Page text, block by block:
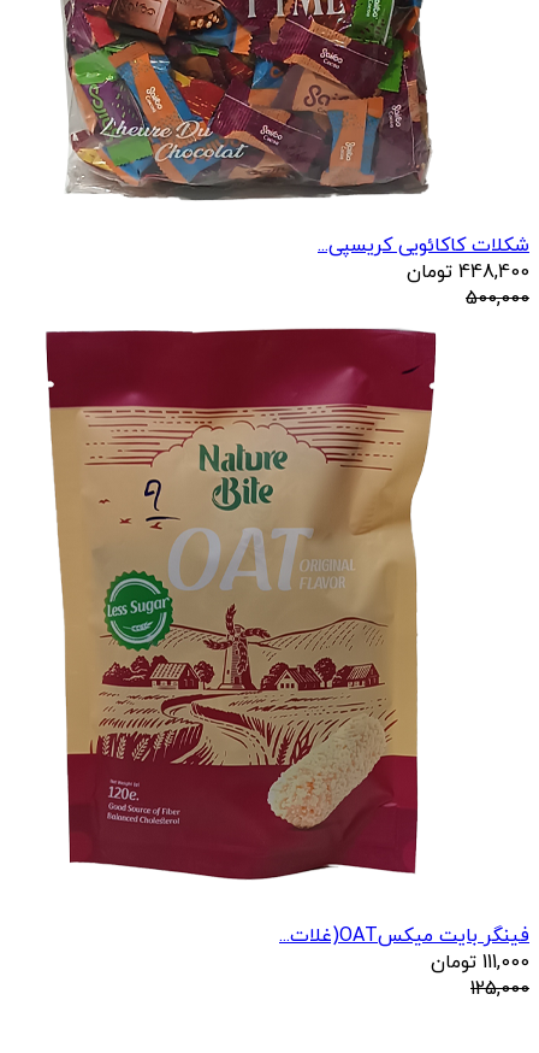
شکلات کاکائویی کریسپی...
448,400 تومان
500,000
فینگر بایت میکسOAT(غلات...
111,000 تومان
125,000